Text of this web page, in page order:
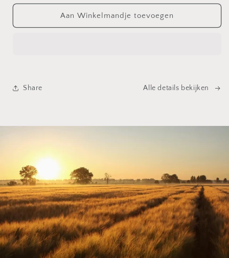
Aan Winkelmandje toevoegen
Share Alle details bekijken